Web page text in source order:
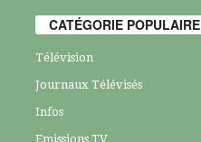
CATÉGORIE POPULAIRE
Télévision
Journaux Télévisés
Infos
Emissions TV